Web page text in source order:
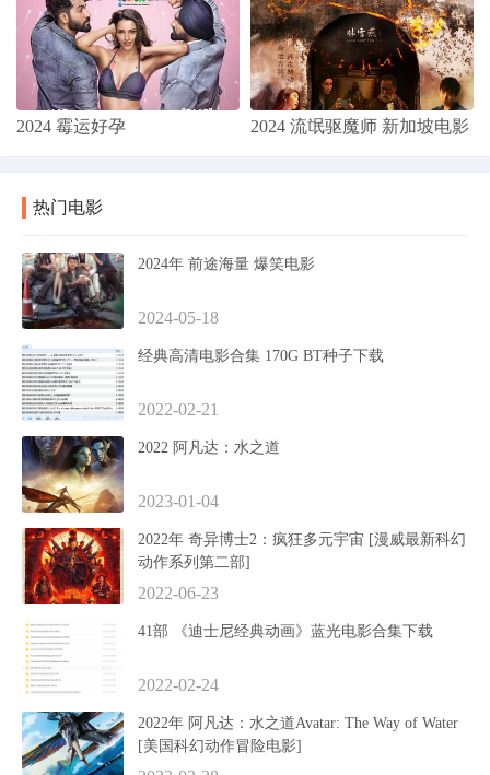
2024 霉运好孕 2024 流氓驱魔师 新加坡电影
热门电影
2024年 前途海量 爆笑电影
2024-05-18
经典高清电影合集 170G BT种子下载
2022-02-21
2022 阿凡达：水之道
2023-01-04
2022年 奇异博士2：疯狂多元宇宙 [漫威最新科幻
动作系列第二部]
2022-06-23
41部 《迪士尼经典动画》蓝光电影合集下载
2022-02-24
2022年 阿凡达：水之道Avatar: The Way of Water
[美国科幻动作冒险电影]